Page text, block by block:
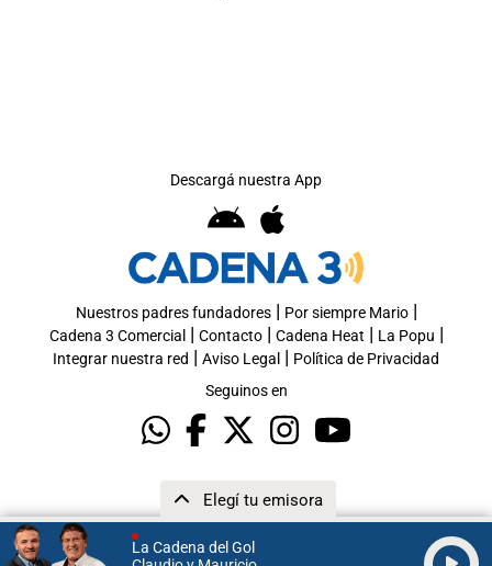
La Cadena del Gol
Elegí tu emisora
Descargá nuestra App
Nuestros padres fundadores| Por siempre Mario|
Cadena 3 Comercial | Contacto| Cadena Heat | La Popu |
Integrar nuestra red | Aviso Legal | Política de Privacidad
Seguinos en